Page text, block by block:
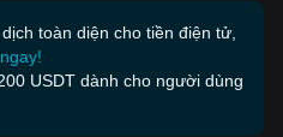
toàn diện cho tiền điện tử,
USDT dành cho người dùng